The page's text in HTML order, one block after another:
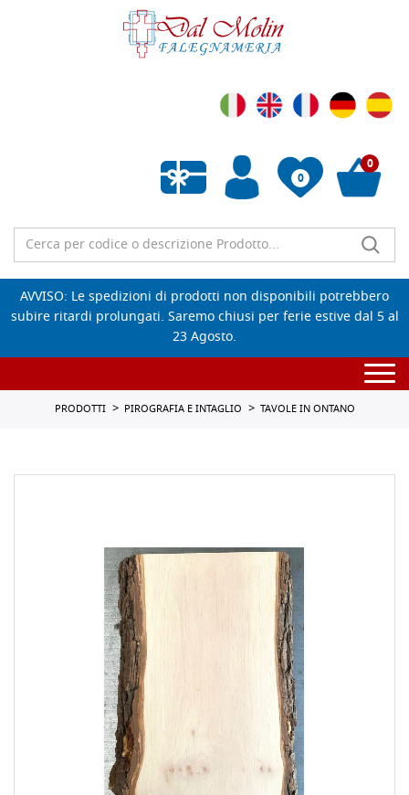
0
Wishlist vuota
0
AVVISO: Le spedizioni di prodotti non disponibili potrebbero
subire ritardi prolungati. Saremo chiusi per ferie estive dal 5 al
23 Agosto.
PRODOTTI PIROGRAFIA E INTAGLIO TAVOLE IN ONTANO